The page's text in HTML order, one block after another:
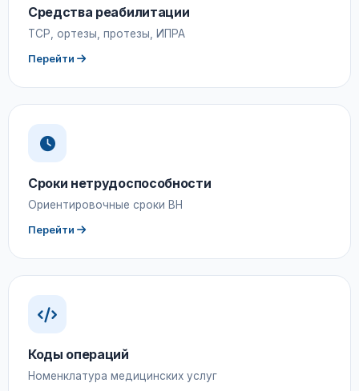
Средства реабилитации
ТСР, ортезы, протезы, ИПРА
Перейти
Сроки нетрудоспособности
Ориентировочные сроки ВН
Перейти
Коды операций
Номенклатура медицинских услуг